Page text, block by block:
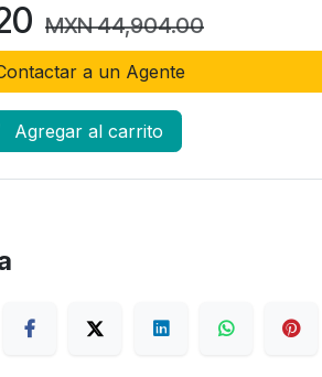
MXN44,904.00
a un Agente
Agregar al carrito